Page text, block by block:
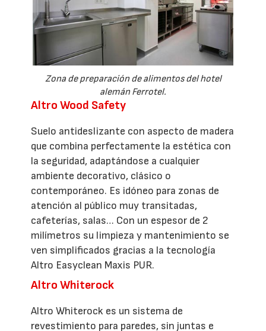
Zona de preparación de alimentos del hotel
alemán Ferrotel.
Altro Wood Safety
Suelo antideslizante con aspecto de madera
que combina perfectamente la estética con
la seguridad, adaptándose a cualquier
ambiente decorativo, clásico o
contemporáneo. Es idóneo para zonas de
atención al público muy transitadas,
cafeterías, salas… Con un espesor de 2
milímetros su limpieza y mantenimiento se
ven simplificados gracias a la tecnología
Altro Easyclean Maxis PUR.
Altro Whiterock
Altro Whiterock es un sistema de
revestimiento para paredes, sin juntas e